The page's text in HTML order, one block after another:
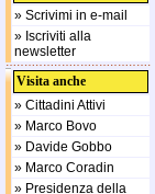
» Scrivimi in e-mail
» Iscriviti alla
newsletter
Visita anche
» Cittadini Attivi
» Marco Bovo
» Davide Gobbo
» Marco Coradin
» Presidenza della